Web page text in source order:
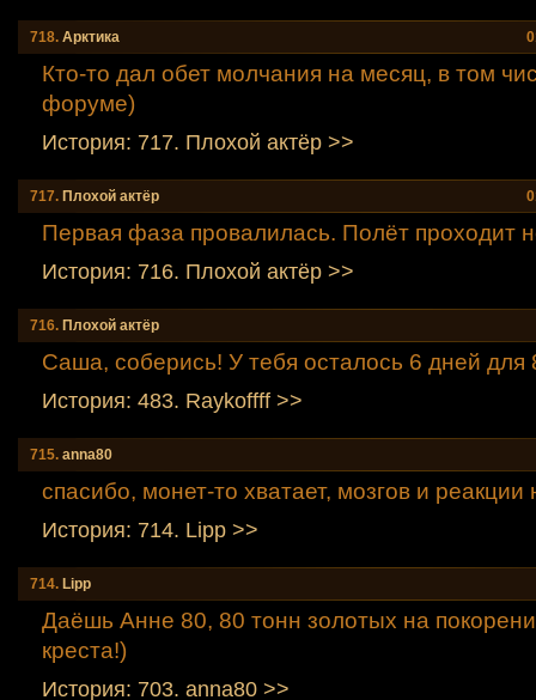
718. Аpктика
Кто-то дал обет молчания на месяц, в том
форуме)
История: 717. Плохой актёр >>
717. Плохой актёр
Первая фаза провалилась. Полёт проходит
История: 716. Плохой актёр >>
716. Плохой актёр
Саша, соберись! У тебя осталось 6 дней для
История: 483. Raykoffff >>
715. anna80
спасибо, монет-то хватает, мозгов и реакции
История: 714. Lipp >>
714. Lipp
Даёшь Анне 80, 80 тонн золотых на
креста!)
История: 703. anna80 >>